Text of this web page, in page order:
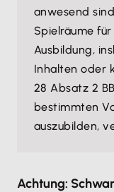
anwesend
Spielräume
Ausbildung,
Inhalten oder
28 Absatz 2
bestimmten
auszubilden,
Achtung: